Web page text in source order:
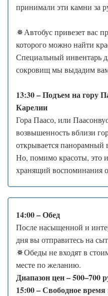
принимали эти камни за
🔅Автобус привезет вас
которого можно найти
Специальный инвентарь
сокровищ мы выдадим
13:30 – Подъем на гору
Карелии
Гора Паасо, или
возвышенность вблизи
открывается панорамный
Но, помимо красоты, это
хранящий воспоминания
14:00 – Обед
После насыщенной и
дня вы отправитесь на
🔅Обеды не входят в
месте по желанию.
Диапазон цен – 500–700
15:00 – Свободное